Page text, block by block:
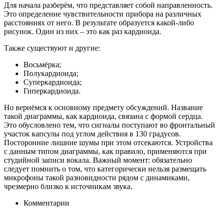
Для начала разберём, что представляет собой направленность.
Это определение чувствительности прибора на различных
расстояниях от него. В результате образуется какой-либо
рисунок. Один из них – это как раз кардиоида.
Также существуют и другие:
Восьмёрка;
Полукардиоида;
Суперкардиоида;
Гиперкардиоида.
Но вернёмся к основному предмету обсуждений. Название
такой диаграммы, как кардиоида, связана с формой сердца.
Это обусловлено тем, что сигналы поступают во фронтальный
участок капсулы под углом действия в 130 градусов.
Посторонние лишние шумы при этом отсекаются. Устройства
с данным типом диаграммы, как правило, применяются при
студийной записи вокала. Важный момент: обязательно
следует помнить о том, что категорически нельзя размещать
микрофоны такой разновидности рядом с динамиками,
чрезмерно близко к источникам звука.
Комментарии